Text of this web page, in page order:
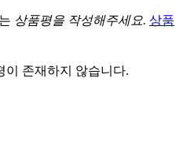
상품평을 작성해주세요. 상품
이 존재하지 않습니다.